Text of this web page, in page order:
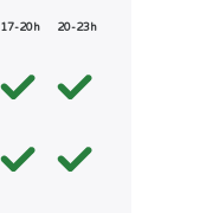
17-20h 20-23h